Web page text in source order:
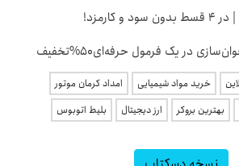
در یک فرمول حرفه‌ای50%تخفیف
خرید مواد شیمیایی
امداد کرمان موتور
بهترین بروکر ارز دیجیتال بلیط اتوبوس